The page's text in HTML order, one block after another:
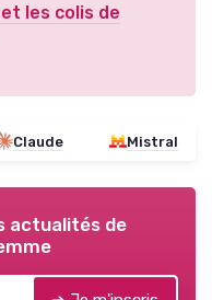
les colis de
Claude Mistral
actualités de